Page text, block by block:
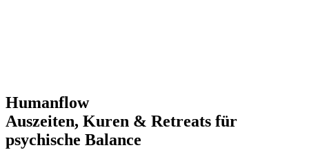
Humanflow
Auszeiten, Kuren & Retreats für
psychische Balance